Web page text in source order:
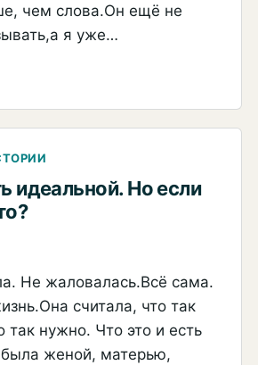
чем слова.Он ещё не
я уже…
идеальной. Но если
Не жаловалась.Всё сама.
считала, что так
так нужно. Что это и есть
была женой, матерью,